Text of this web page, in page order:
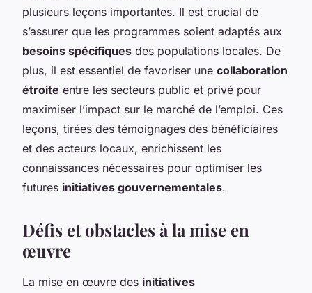
plusieurs leçons importantes. Il est crucial de
s’assurer que les programmes soient adaptés aux
besoins spécifiques des populations locales. De
plus, il est essentiel de favoriser une collaboration
étroite entre les secteurs public et privé pour
maximiser l’impact sur le marché de l’emploi. Ces
leçons, tirées des témoignages des bénéficiaires
et des acteurs locaux, enrichissent les
connaissances nécessaires pour optimiser les
futures initiatives gouvernementales.
Défis et obstacles à la mise en
œuvre
La mise en œuvre des initiatives